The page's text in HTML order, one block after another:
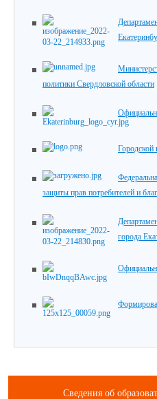
политики Свердловской области
Городской
защиты прав потребителей и
города
Сведения об